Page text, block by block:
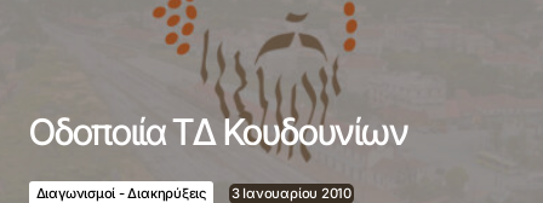
Οδοποιία ΤΔ Κουδουνίων
Διαγωνισμοί - Διακηρύξεις 3 Ιανουαρίου 2010